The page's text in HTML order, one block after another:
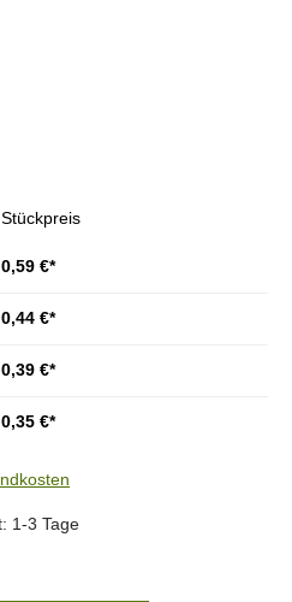
Stückpreis
0,59 €*
0,44 €*
0,39 €*
0,35 €*
1-3 Tage